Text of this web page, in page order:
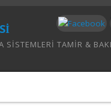
SISTEMLERI TAMIR &